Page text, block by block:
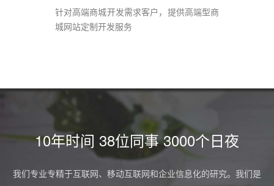
针对高端商城开发需求客户，提供高端型商
城网站定制开发服务
10年时间 38位同事 3000个日夜
我们专业专精于互联网、移动互联网和企业信息化的研究。我们是